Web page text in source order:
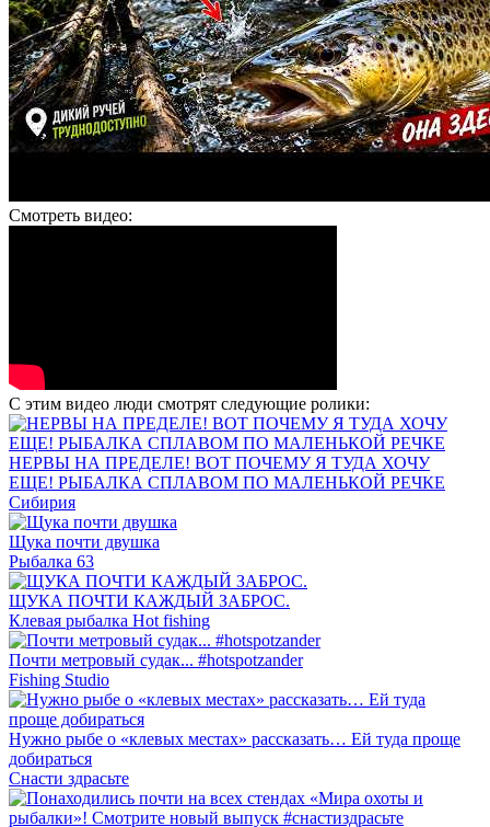
Смотреть видео:
С этим видео люди смотрят следующие ролики:
НЕРВЫ НА ПРЕДЕЛЕ! ВОТ ПОЧЕМУ Я ТУДА ХОЧУ
ЕЩЕ! РЫБАЛКА СПЛАВОМ ПО МАЛЕНЬКОЙ РЕЧКЕ
Сибирия
Щука почти двушка
Рыбалка 63
ЩУКА ПОЧТИ КАЖДЫЙ ЗАБРОС.
Клевая рыбалка Hot fishing
Почти метровый судак... #hotspotzander
Fishing Studio
Нужно рыбе о «клевых местах» рассказать… Ей туда проще
добираться
Снасти здрасьте